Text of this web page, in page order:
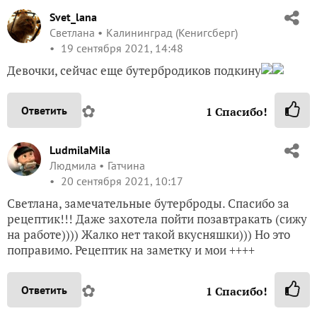
Svet_lana
Светлана
Калининград (Кенигсберг)
19 сентября 2021, 14:48
Девочки, сейчас еще бутербродиков подкину
Ответить ✿ 1 Спасибо!
LudmilaMila
Людмила
Гатчина
20 сентября 2021, 10:17
Светлана, замечательные бутерброды. Спасибо за
рецептик!!! Даже захотела пойти позавтракать (сижу
на работе)))) Жалко нет такой вкусняшки))) Но это
поправимо. Рецептик на заметку и мои ++++
Ответить ✿ 1 Спасибо!